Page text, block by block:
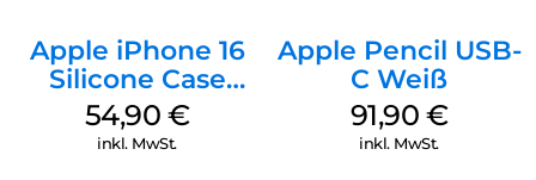
Apple iPhone 16
Silicone Case
MagSafe Black
54,90 €
inkl. MwSt.
Apple Pencil USB-
C Weiß
91,90 €
inkl. MwSt.